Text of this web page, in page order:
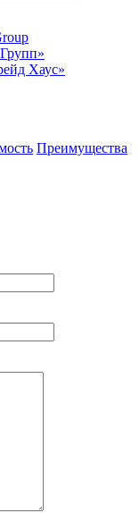
Хаус»
Преимущества